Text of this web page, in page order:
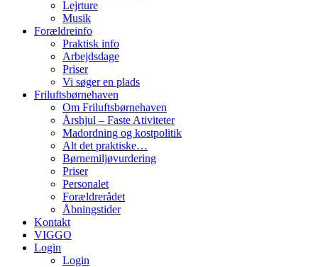
Lejrture
Musik
Forældreinfo
Praktisk info
Arbejdsdage
Priser
Vi søger en plads
Friluftsbørnehaven
Om Friluftsbørnehaven
Årshjul – Faste Ativiteter
Madordning og kostpolitik
Alt det praktiske…
Børnemiljøvurdering
Priser
Personalet
Forældrerådet
Åbningstider
Kontakt
VIGGO
Login
Login